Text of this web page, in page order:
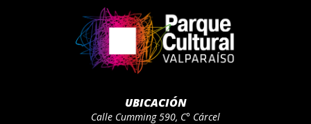
UBICACIÓN
Calle Cumming 590, C° Cárcel